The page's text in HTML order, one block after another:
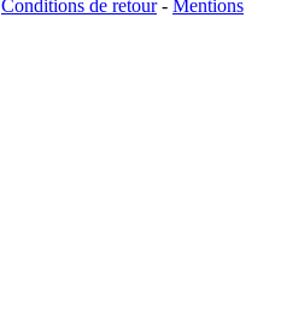
Conditions de retour- Mentions